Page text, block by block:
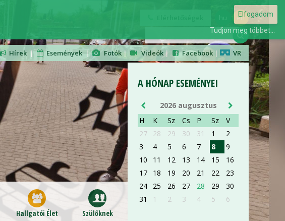
hu en
Hírek| Események | Fotók| Videók | Facebook | VR
Hallgatói Élet Szülőknek
A HÓNAP ESEMÉNYEI
2026 augusztus
H
K Sz Cs P Sz
V
27
28 29 30 31 1
2
3
4 5 6 7 8
9
10
11 12 13 14 15
16
17
18 19 20 21 22
23
24
25 26 27 28 29
30
31
1 2 3 4 5 6
ORIENTÁCIÓS NAP
ELSŐÉVES ORVOS- ÉS
GYÓGYSZERÉSZHALLGATÓKNAK
AUG 28
ORIENTÁCIÓS NAP
ELSŐÉVES ORVOS- ÉS
GYÓGYSZERÉSZHALLGATÓKNAK
Elfogadom
Tudjon meg többet...